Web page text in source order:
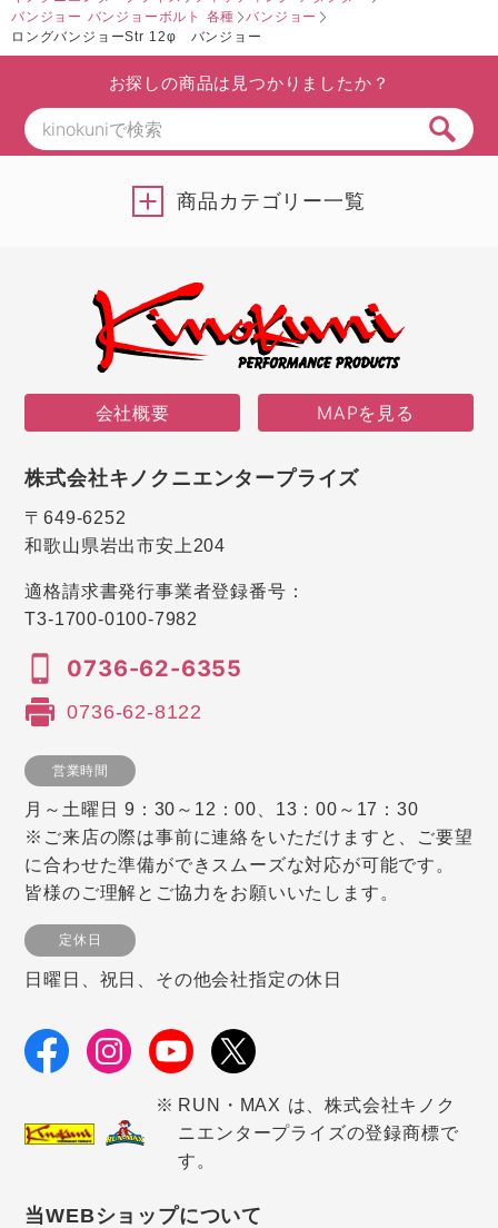
バンジョー バンジョーボルト 各種
バンジョー
ロングバンジョーStr 12φ バンジョー
お探しの商品は見つかりましたか？
商品カテゴリー一覧
会社概要 MAPを見る
株式会社キノクニエンタープライズ
〒649-6252
和歌山県岩出市安上204
適格請求書発行事業者登録番号：
T3-1700-0100-7982
0736-62-6355
0736-62-8122
営業時間
月～土曜日 9：30～12：00、13：00～17：30
※ご来店の際は事前に連絡をいただけますと、ご要望
に合わせた準備ができスムーズな対応が可能です。
皆様のご理解とご協力をお願いいたします。
定休日
日曜日、祝日、その他会社指定の休日
RUN・MAX は、株式会社キノク
ニエンタープライズの登録商標で
す。
当WEBショップについて